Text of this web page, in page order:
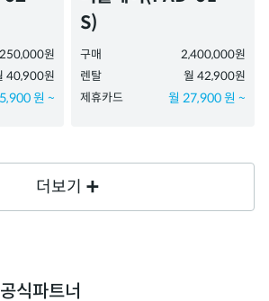
원
40,900원
원 ~
S)
구매
2,400,000원
렌탈
월 42,900원
제휴카드
월 27,900 원 ~
더보기
식파트너